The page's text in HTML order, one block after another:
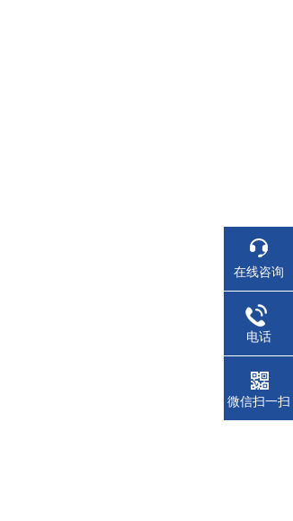
在线咨询
电话
微信扫一扫